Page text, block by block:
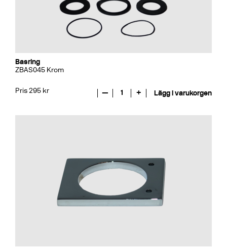
Basring
ZBAS045 Krom
Pris 295 kr — 1 + Lägg i varukorgen